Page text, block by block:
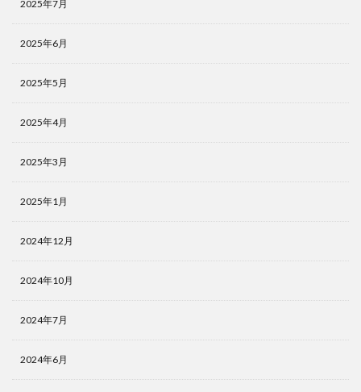
2025年7月
2025年6月
2025年5月
2025年4月
2025年3月
2025年1月
2024年12月
2024年10月
2024年7月
2024年6月